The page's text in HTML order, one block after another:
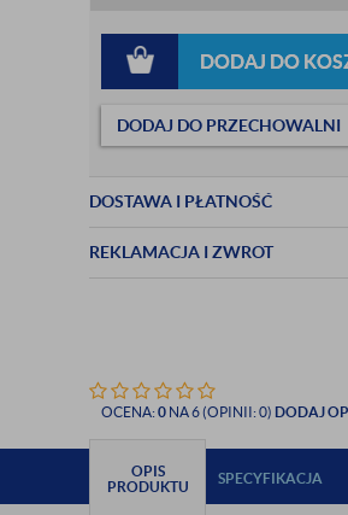
DODAJ DO
DODAJ DO PRZECHOWALNI
DOSTAWA I PŁATNOŚĆ
REKLAMACJA I ZWROT
OCENA: 0 NA 6 (OPINII: 0) DODAJ
OPIS
PRODUKTU
SPECYFIKACJA